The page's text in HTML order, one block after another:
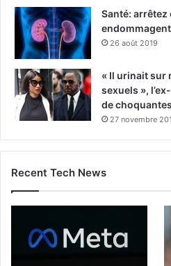
Santé: arrêtez
26 août 2019
« Il urinait sur
sexuels »,
de
27 novembre
Recent Tech News